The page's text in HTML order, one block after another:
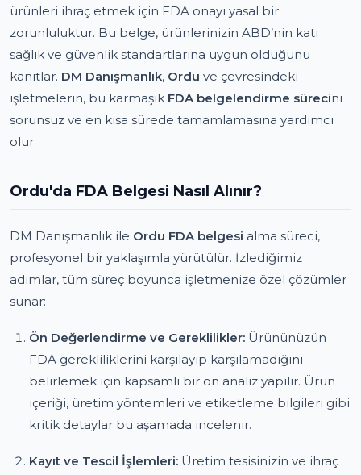
ürünleri ihraç etmek için FDA onayı yasal bir
zorunluluktur. Bu belge, ürünlerinizin ABD’nin katı
sağlık ve güvenlik standartlarına uygun olduğunu
kanıtlar. DM Danışmanlık, Ordu ve çevresindeki
işletmelerin, bu karmaşık FDA belgelendirme sürecini
sorunsuz ve en kısa sürede tamamlamasına yardımcı
olur.
Ordu'da FDA Belgesi Nasıl Alınır?
DM Danışmanlık ile Ordu FDA belgesi alma süreci,
profesyonel bir yaklaşımla yürütülür. İzlediğimiz
adımlar, tüm süreç boyunca işletmenize özel çözümler
sunar:
Ön Değerlendirme ve Gereklilikler: Ürününüzün
FDA gerekliliklerini karşılayıp karşılamadığını
belirlemek için kapsamlı bir ön analiz yapılır. Ürün
içeriği, üretim yöntemleri ve etiketleme bilgileri gibi
kritik detaylar bu aşamada incelenir.
Kayıt ve Tescil İşlemleri: Üretim tesisinizin ve ihraç